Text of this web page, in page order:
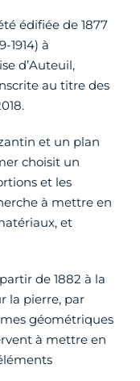
édifiée de 1877
1914) à
d’Auteuil,
au titre des
et un plan
choisit un
et les
à mettre en
et
de 1882 à la
la pierre, par
géométriques
à mettre en